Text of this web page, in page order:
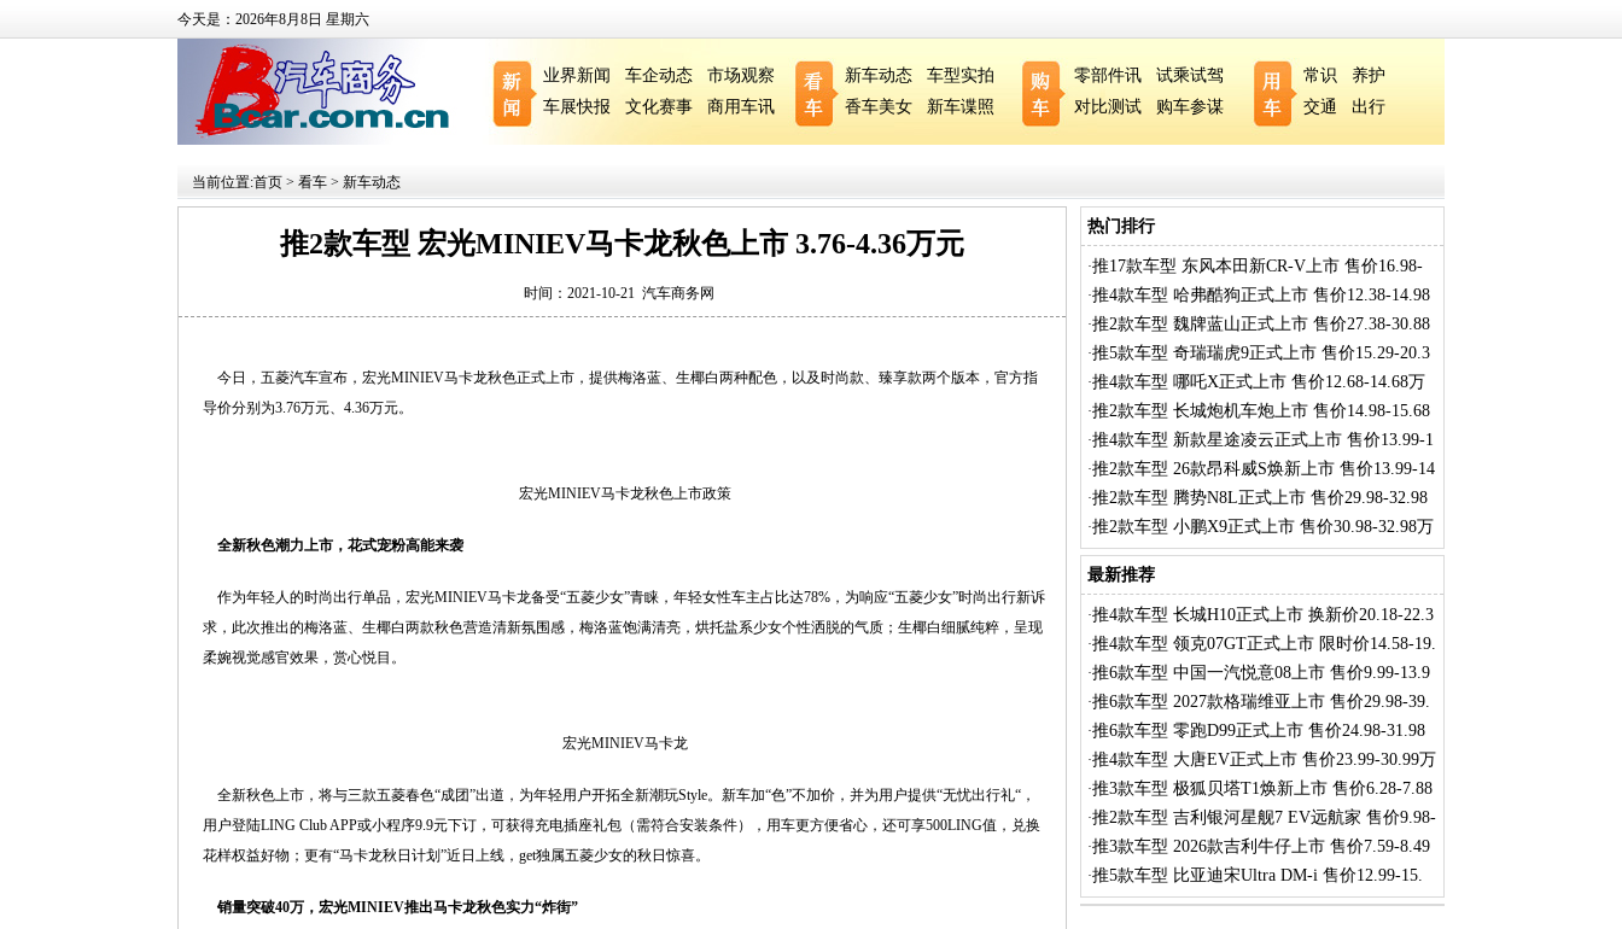
今天是：2026年8月8日 星期六
业界新闻 车企动态
市场观察
车展快报
文化赛事 商用车讯
新车动态
车型实拍
香车美女
新车谍照
零部件讯
试乘试驾
对比测试
购车参谋
常识
养护
交通
出行
当前位置:首页 > 看车 > 新车动态
推2款车型 宏光MINIEV马卡龙秋色上市 3.76-4.36万元
时间：2021-10-21 汽车商务网
今日，五菱汽车宣布，宏光MINIEV马卡龙秋色正式上市，提供梅洛蓝、生椰白两种配色，以及时尚款、臻享款两个版本，官方指
导价分别为3.76万元、4.36万元。
宏光MINIEV马卡龙秋色上市政策
全新秋色潮力上市，花式宠粉高能来袭
作为年轻人的时尚出行单品，宏光MINIEV马卡龙备受“五菱少女”青睐，年轻女性车主占比达78%，为响应“五菱少女”时尚出行新诉
求，此次推出的梅洛蓝、生椰白两款秋色营造清新氛围感，梅洛蓝饱满清亮，烘托盐系少女个性洒脱的气质；生椰白细腻纯粹，呈现
柔婉视觉感官效果，赏心悦目。
宏光MINIEV马卡龙
全新秋色上市，将与三款五菱春色“成团”出道，为年轻用户开拓全新潮玩Style。新车加“色”不加价，并为用户提供“无忧出行礼“，
用户登陆LING Club APP或小程序9.9元下订，可获得充电插座礼包（需符合安装条件），用车更方便省心，还可享500LING值，兑换
花样权益好物；更有“马卡龙秋日计划”近日上线，get独属五菱少女的秋日惊喜。
销量突破40万，宏光MINIEV推出马卡龙秋色实力“炸街”
热门排行
·推17款车型 东风本田新CR-V上市 售价16.98-
27
·推4款车型 哈弗酷狗正式上市 售价12.38-14.98
·推2款车型 魏牌蓝山正式上市 售价27.38-30.88
·推5款车型 奇瑞瑞虎9正式上市 售价15.29-20.3
·推4款车型 哪吒X正式上市 售价12.68-14.68万
·推2款车型 长城炮机车炮上市 售价14.98-15.68
·推4款车型 新款星途凌云正式上市 售价13.99-1
·推2款车型 26款昂科威S焕新上市 售价13.99-14
·推2款车型 腾势N8L正式上市 售价29.98-32.98
·推2款车型 小鹏X9正式上市 售价30.98-32.98万
最新推荐
·推4款车型 长城H10正式上市 换新价20.18-22.3
·推4款车型 领克07GT正式上市 限时价14.58-19.
·推6款车型 中国一汽悦意08上市 售价9.99-13.9
·推6款车型 2027款格瑞维亚上市 售价29.98-39.
·推6款车型 零跑D99正式上市 售价24.98-31.98
·推4款车型 大唐EV正式上市 售价23.99-30.99万
·推3款车型 极狐贝塔T1焕新上市 售价6.28-7.88
·推2款车型 吉利银河星舰7 EV远航家 售价9.98-
·推3款车型 2026款吉利牛仔上市 售价7.59-8.49
·推5款车型 比亚迪宋Ultra DM-i 售价12.99-15.